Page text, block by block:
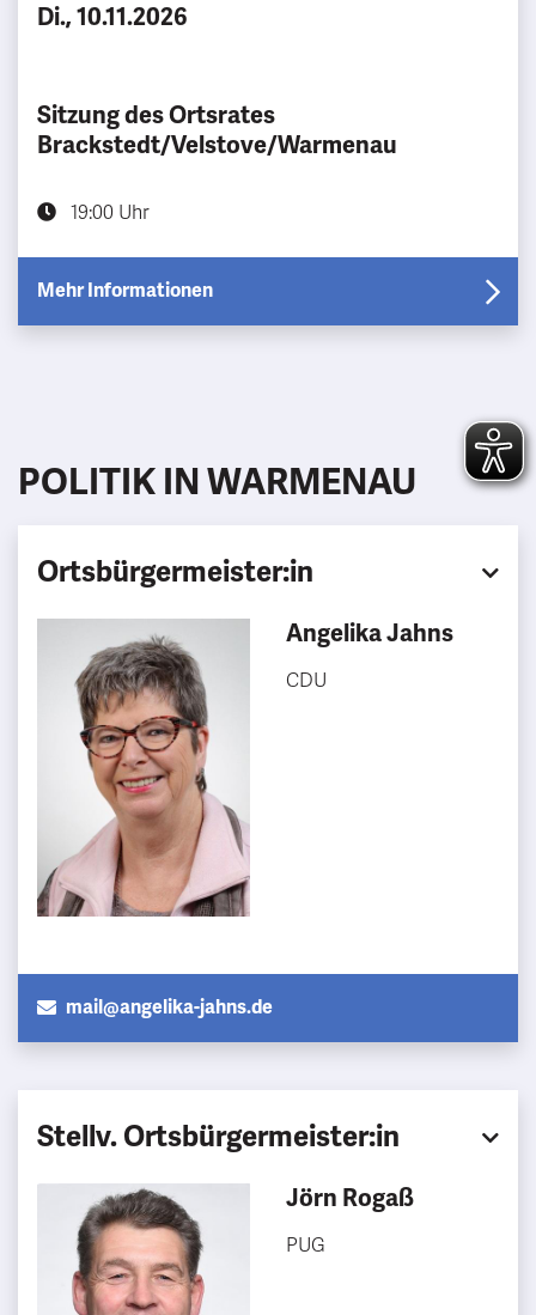
Di., 10.11.2026
Sitzung des Ortsrates
Brackstedt/Velstove/Warmenau
19:00 Uhr
Mehr Informationen
POLITIK IN WARMENAU
Ortsbürgermeister:in
Angelika Jahns
CDU
mail@angelika-jahns.de
Stellv. Ortsbürgermeister:in
Jörn Rogaß
PUG